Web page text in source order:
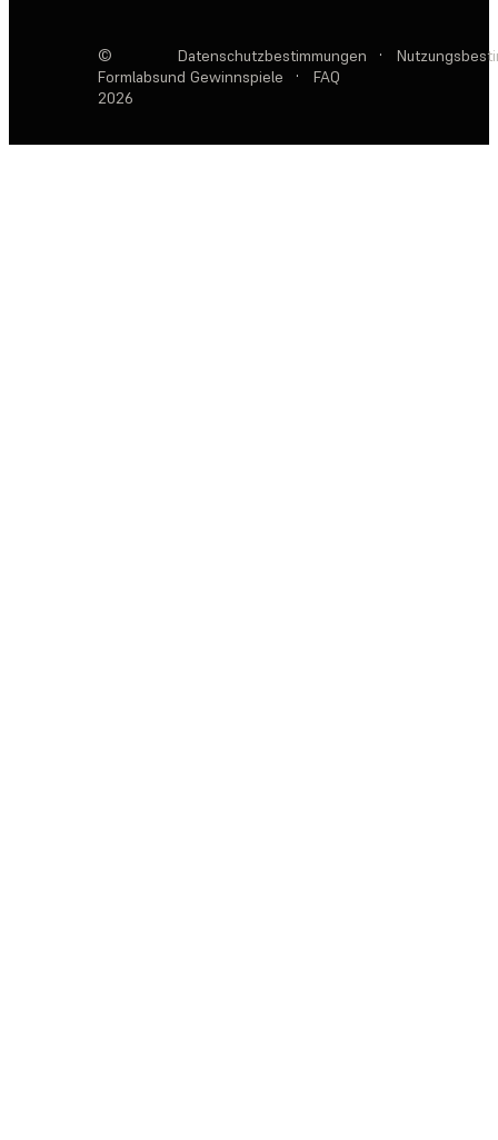
©
Formlabs
2026
Datenschutzbestimmungen ·
und Gewinnspiele
· FAQ